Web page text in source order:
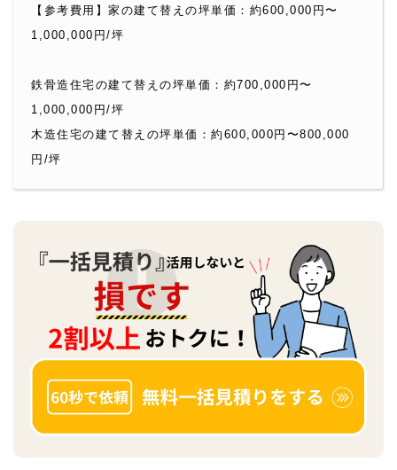
【参考費用】家の建て替えの坪単価：約600,000円〜
1,000,000円/坪
鉄骨造住宅の建て替えの坪単価：約700,000円〜
1,000,000円/坪
木造住宅の建て替えの坪単価：約600,000円〜800,000
円/坪